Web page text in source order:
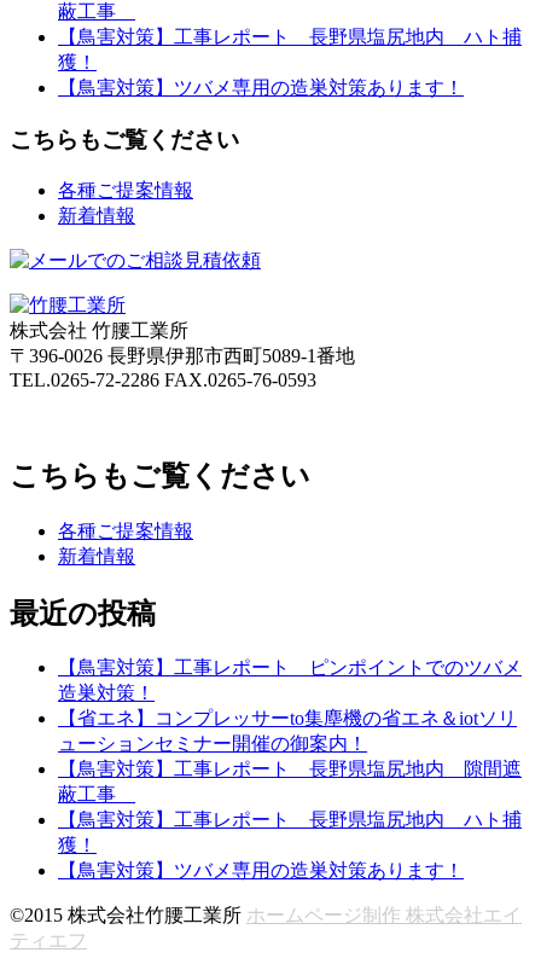
蔽工事
【鳥害対策】工事レポート 長野県塩尻地内 ハト捕
獲！
【鳥害対策】ツバメ専用の造巣対策あります！
こちらもご覧ください
各種ご提案情報
新着情報
株式会社 竹腰工業所
〒396-0026 長野県伊那市西町5089-1番地
TEL.0265-72-2286 FAX.0265-76-0593
こちらもご覧ください
各種ご提案情報
新着情報
最近の投稿
【鳥害対策】工事レポート ピンポイントでのツバメ
造巣対策！
【省エネ】コンプレッサーto集塵機の省エネ＆iotソリ
ューションセミナー開催の御案内！
【鳥害対策】工事レポート 長野県塩尻地内 隙間遮
蔽工事
【鳥害対策】工事レポート 長野県塩尻地内 ハト捕
獲！
【鳥害対策】ツバメ専用の造巣対策あります！
©2015 株式会社竹腰工業所 ホームページ制作 株式会社エイ
ティエフ